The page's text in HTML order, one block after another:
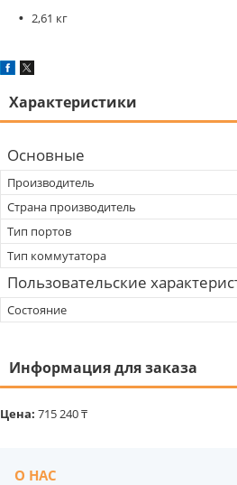
2,61 кг
Характеристики
Основные
Производитель
Страна производитель
Тип портов
Тип коммутатора
Пользовательские
Состояние
Информация для заказа
Цена: 715 240 ₸
О НАС